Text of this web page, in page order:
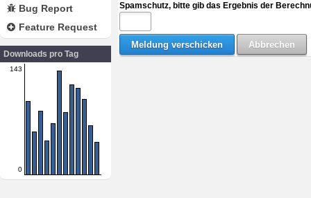
Bug Report
Feature Request
Downloads pro Tag
143
0
Spamschutz, bitte gib das Ergebnis der